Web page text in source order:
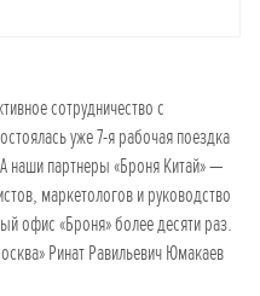
сотрудничество с
уже 7-я рабочая поездка
наши партнеры «Броня Китай» —
маркетологов и руководство
офис «Броня» более десяти раз.
Ринат Равильевич Юмакаев